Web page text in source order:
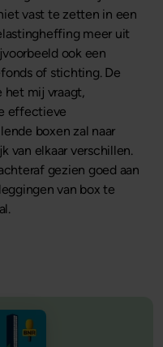
vast te zetten in een
meer uit
ook een
of stichting. De
mij vraagt,
effectieve
boxen zal naar
van elkaar verschillen.
gezien goed aan
van box te